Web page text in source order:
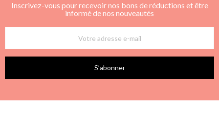
Inscrivez-vous pour recevoir nos bons de réductions et être
informé de nos nouveautés
S’abonner